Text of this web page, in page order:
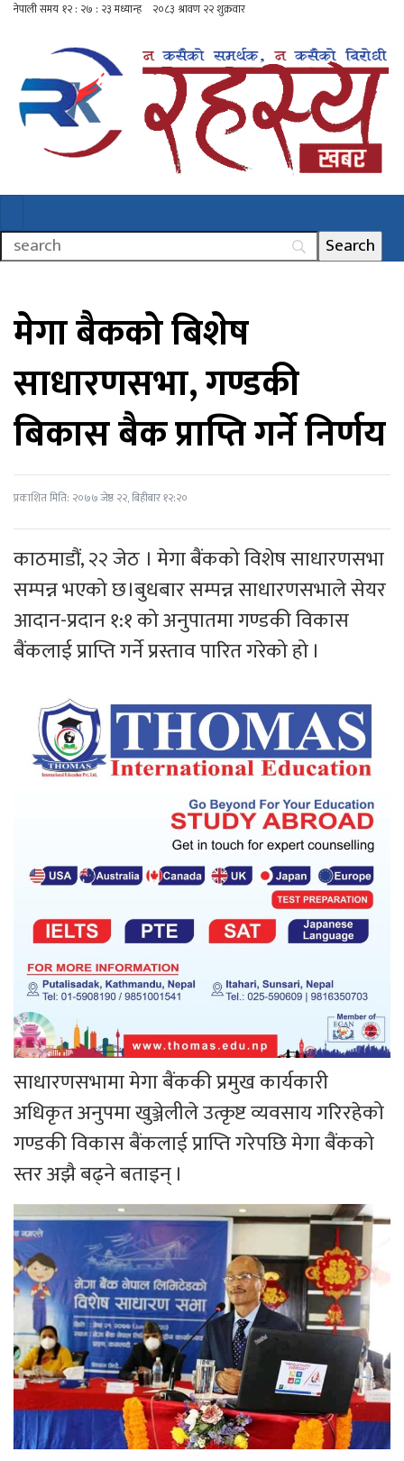
मेगा बैकको बिशेष
साधारणसभा, गण्डकी
बिकास बैक प्राप्ति गर्ने निर्णय
प्रकाशित मिति: २०७७ जेष्ठ २२, बिहीबार १२:२०
काठमाडौं, २२ जेठ । मेगा बैंकको विशेष साधारणसभा
सम्पन्न भएको छ।बुधबार सम्पन्न साधारणसभाले सेयर
आदान-प्रदान १:१ को अनुपातमा गण्डकी विकास
बैंकलाई प्राप्ति गर्ने प्रस्ताव पारित गरेको हो ।
साधारणसभामा मेगा बैंककी प्रमुख कार्यकारी
अधिकृत अनुपमा खुञ्जेलीले उत्कृष्ट व्यवसाय गरिरहेको
गण्डकी विकास बैंकलाई प्राप्ति गरेपछि मेगा बैंकको
स्तर अझै बढ्ने बताइन् ।